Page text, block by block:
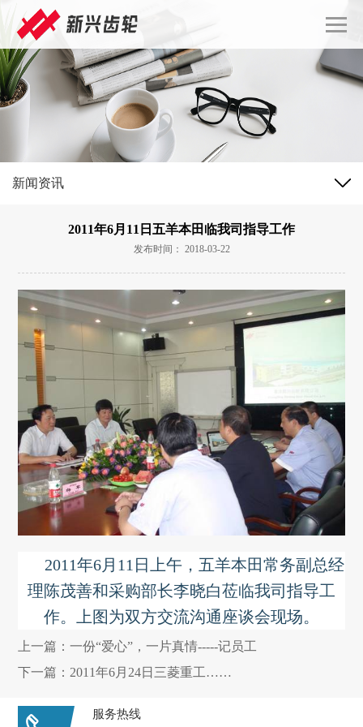
新闻资讯
2011年6月11日五羊本田临我司指导工作
发布时间： 2018-03-22
2011年6月11日上午，五羊本田常务副总经
理陈茂善和采购部长李晓白莅临我司指导工
作。上图为双方交流沟通座谈会现场。
上一篇：一份“爱心”，一片真情-----记员工
下一篇： 2011年6月24日三菱重工……
服务热线